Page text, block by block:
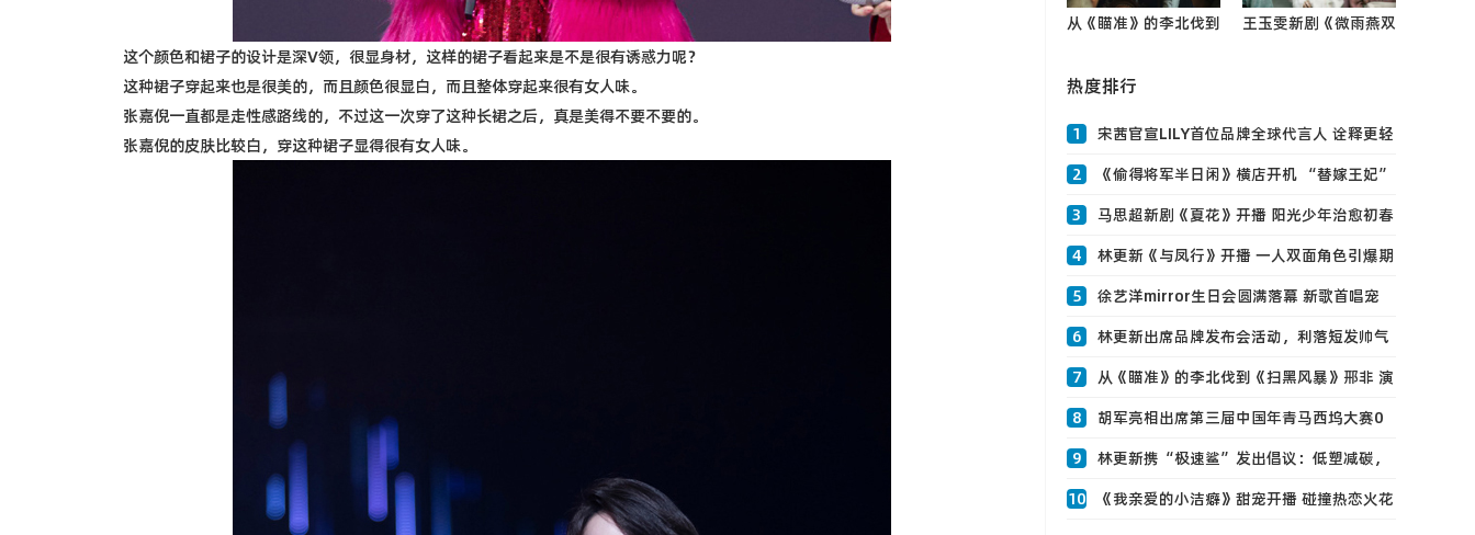
这个颜色和裙子的设计是深V领，很显身材，这样的裙子看起来是不是很有诱惑力呢？
这种裙子穿起来也是很美的，而且颜色很显白，而且整体穿起来很有女人味。
张嘉倪一直都是走性感路线的，不过这一次穿了这种长裙之后，真是美得不要不要的。
张嘉倪的皮肤比较白，穿这种裙子显得很有女人味。
从《瞄准》的李北伐到
员张0
王玉雯新剧《微雨燕双
热度排行
1
宋茜官宣LILY首位品牌全球代言人 诠释更轻
松的高级感0
2
《偷得将军半日闲》横店开机 “替嫁王妃”
张淼0
3
马思超新剧《夏花》开播 阳光少年治愈初春
0
4
林更新《与凤行》开播 一人双面角色引爆期
待
5
徐艺洋mirror生日会圆满落幕 新歌首唱宠
粉互动现场惊喜不断0
6
林更新出席品牌发布会活动，利落短发帅气
十足0
7
从《瞄准》的李北伐到《扫黑风暴》邢非 演
员张0
8
胡军亮相出席第三届中国年青马西坞大赛0
9
林更新携“极速鲨”发出倡议：低塑减碳，
守护0
10
《我亲爱的小洁癖》甜宠开播 碰撞热恋火花